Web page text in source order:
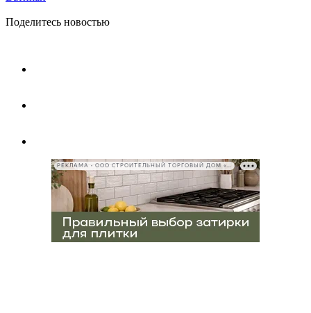
Поделитесь новостью
РЕКЛАМА • ООО СТРОИТЕЛЬНЫЙ ТОРГОВЫЙ ДОМ «ПЕТРОВИЧ», ИНН 7802348846